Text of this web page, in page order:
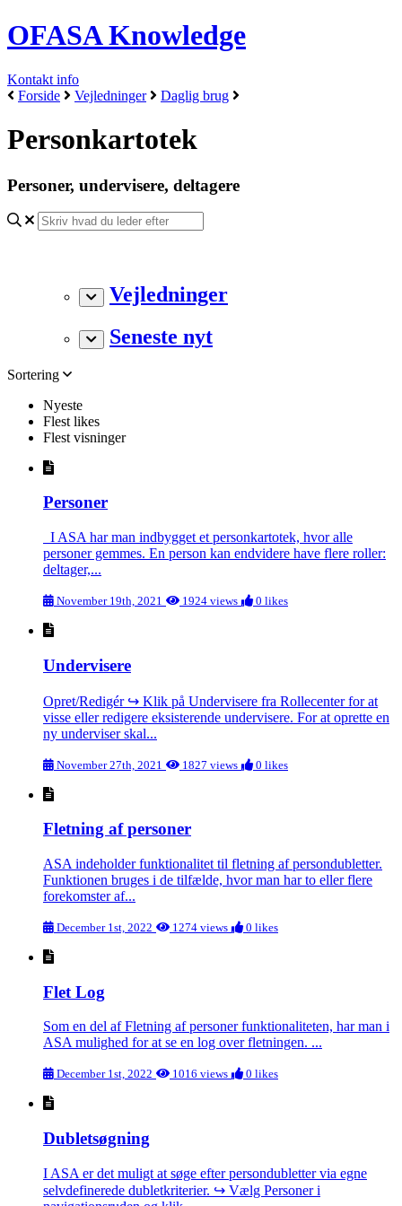
OFASA Knowledge
Kontakt info
Forside
Vejledninger Daglig brug
Personkartotek
Personer, undervisere, deltagere
Vejledninger
Seneste nyt
Sortering
Nyeste
Flest likes
Flest visninger
Personer
I ASA har man indbygget et personkartotek, hvor alle
personer gemmes. En person kan endvidere have flere roller:
deltager,...
November 19th, 2021 1924 views 0 likes
Undervisere
Opret/Redigér ↪ Klik på Undervisere fra Rollecenter for at
visse eller redigere eksisterende undervisere. For at oprette en
ny underviser skal...
November 27th, 2021 1827 views 0 likes
Fletning af personer
ASA indeholder funktionalitet til fletning af persondubletter.
Funktionen bruges i de tilfælde, hvor man har to eller flere
forekomster af...
December 1st, 2022 1274 views 0 likes
Flet Log
Som en del af Fletning af personer funktionaliteten‍, har man i
ASA mulighed for at se en log over fletningen. ...
December 1st, 2022 1016 views 0 likes
Dubletsøgning
I ASA er det muligt at søge efter persondubletter via egne
selvdefinerede dubletkriterier. ↪ Vælg Personer i